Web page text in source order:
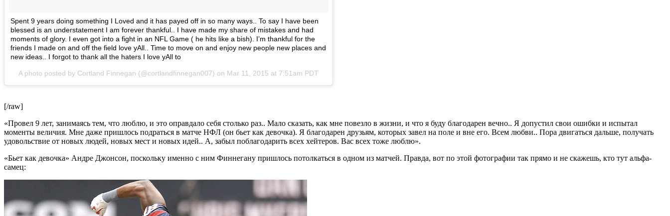
Spent 9 years doing something I Loved and it has payed off in so many ways.. To say I have been
blessed is an understatement I am forever thankful.. I have made my share of mistakes and had
moments of glory. I even got into a fight in an NFL Game ( he hits like a bish). I’m thankful for the
friends I made on and off the field love yAll.. Time to move on and enjoy new people new places and
new ideas.. I forgot to thank all the haters I love yAll to
A photo posted by Cortland Finnegan (@cortlandfinnegan007) on Mar 11, 2015 at 7:51am PDT
[/raw]
«Провел 9 лет, занимаясь тем, что люблю, и это оправдало себя столько раз.. Мало сказать, как мне повезло в жизни, и что я буду благодарен вечно.. Я допустил свои ошибки и испытал
моменты величия. Мне даже пришлось подраться в матче НФЛ (он бьет как девочка). Я благодарен друзьям, которых завел на поле и вне его. Всем любви.. Пора двигаться дальше, получать
удовольствие от новых людей, новых мест и новых идей.. А, забыл поблагодарить всех хейтеров. Вас всех тоже люблю».
«Бьет как девочка» Андре Джонсон, поскольку именно с ним Финнегану пришлось потолкаться в одном из матчей. Правда, вот по этой фотографии так прямо и не скажешь, кто тут альфа-
самец: